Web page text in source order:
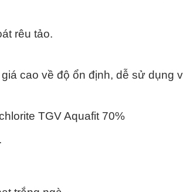
rêu tảo.
cao về độ ổn định, dễ sử dụng
TGV Aquafit 70%